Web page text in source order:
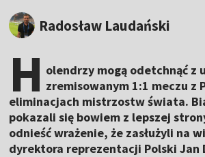
Radosław Laudański
H olendrzy mogą odetchnąć z
zremisowanym 1:1 meczu z
eliminacjach mistrzostw świata.
pokazali się bowiem z lepszej
odnieść wrażenie, że zasłużyli na
dyrektora reprezentacji Polski Jan